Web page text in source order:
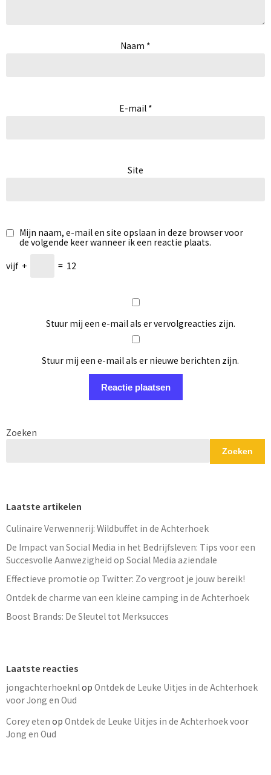
Naam *
E-mail *
Site
Mijn naam, e-mail en site opslaan in deze browser voor
de volgende keer wanneer ik een reactie plaats.
vijf + = 12
Stuur mij een e-mail als er vervolgreacties zijn.
Stuur mij een e-mail als er nieuwe berichten zijn.
Zoeken
Zoeken
Laatste artikelen
Culinaire Verwennerij: Wildbuffet in de Achterhoek
De Impact van Social Media in het Bedrijfsleven: Tips voor een
Succesvolle Aanwezigheid op Social Media aziendale
Effectieve promotie op Twitter: Zo vergroot je jouw bereik!
Ontdek de charme van een kleine camping in de Achterhoek
Boost Brands: De Sleutel tot Merksucces
Laatste reacties
jongachterhoeknl op Ontdek de Leuke Uitjes in de Achterhoek
voor Jong en Oud
Corey eten op Ontdek de Leuke Uitjes in de Achterhoek voor
Jong en Oud